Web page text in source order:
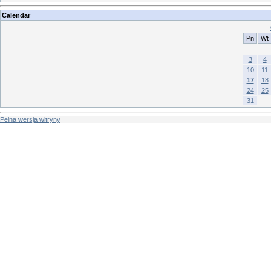
Calendar
Pn
Wt
3
4
10
11
17
18
24
25
31
Pełna wersja witryny